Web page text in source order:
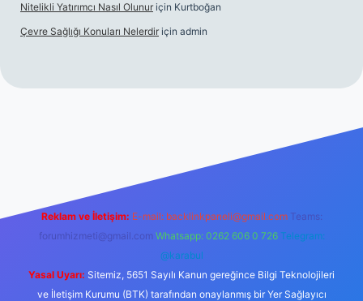
Nitelikli Yatırımcı Nasıl Olunur için Kurtboğan
Çevre Sağlığı Konuları Nelerdir için admin
Reklam ve İletişim: E-mail: backlinkpaneli@gmail.com Teams:
forumhizmeti@gmail.com Whatsapp: 0262 606 0 726 Telegram:
@karabul
Yasal Uyarı: Sitemiz, 5651 Sayılı Kanun gereğince Bilgi Teknolojileri
ve İletişim Kurumu (BTK) tarafından onaylanmış bir Yer Sağlayıcı